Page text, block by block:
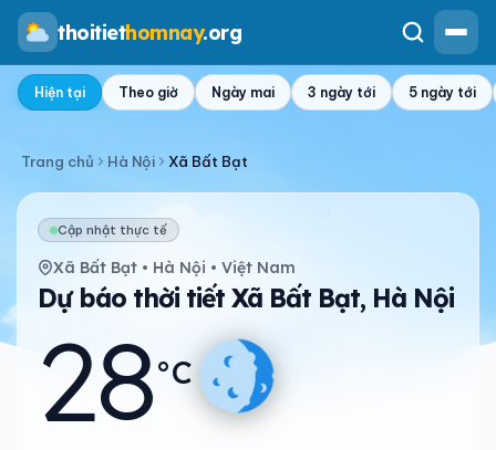
thoitiethomnay.org
Hiện tại Theo giờ Ngày mai 3 ngày tới 5 ngày tới
Trang chủ Hà Nội Xã Bất Bạt
Cập nhật thực tế
Xã Bất Bạt • Hà Nội • Việt Nam
Dự báo thời tiết Xã Bất Bạt, Hà Nội
28°C